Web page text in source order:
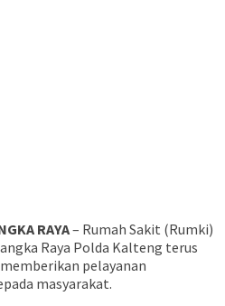
RAYA– Rumah Sakit (Rumki)
Raya Polda Kalteng terus
pelayanan
masyarakat.